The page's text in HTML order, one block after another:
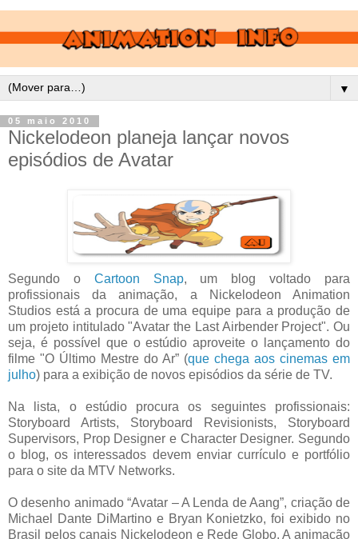
▼
05 maio 2010
Nickelodeon planeja lançar novos
episódios de Avatar
Segundo o Cartoon Snap, um blog voltado para
profissionais da animação, a Nickelodeon Animation
Studios está a procura de uma equipe para a produção de
um projeto intitulado "Avatar the Last Airbender Project". Ou
seja, é possível que o estúdio aproveite o lançamento do
filme "O Último Mestre do Ar” (que chega aos cinemas em
julho) para a exibição de novos episódios da série de TV.
Na lista, o estúdio procura os seguintes profissionais:
Storyboard Artists, Storyboard Revisionists, Storyboard
Supervisors, Prop Designer e Character Designer. Segundo
o blog, os interessados devem enviar currículo e portfólio
para o site da MTV Networks.
O desenho animado “Avatar – A Lenda de Aang”, criação de
Michael Dante DiMartino e Bryan Konietzko, foi exibido no
Brasil pelos canais Nickelodeon e Rede Globo. A animação